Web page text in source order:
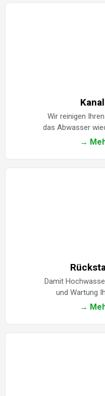
Wir reinigen
das Abwasser
→
Damit
und Wartung
→